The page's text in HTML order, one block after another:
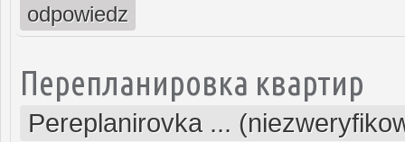
odpowiedz
Перепланировка квартир
Pereplanirovka ...